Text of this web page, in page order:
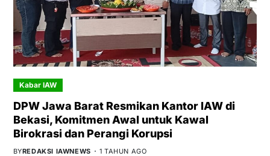
Kabar IAW
DPW Jawa Barat Resmikan Kantor IAW di
Bekasi, Komitmen Awal untuk Kawal
Birokrasi dan Perangi Korupsi
BYREDAKSI IAWNEWS 1 TAHUN AGO